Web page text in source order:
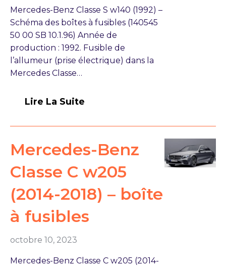
Mercedes-Benz Classe S w140 (1992) –
Schéma des boîtes à fusibles (140545
50 00 SB 10.1.96) Année de
production : 1992. Fusible de
l’allumeur (prise électrique) dans la
Mercedes Classe…
Lire La Suite
Mercedes-Benz
Classe C w205
(2014-2018) – boîte
à fusibles
octobre 10, 2023
Mercedes-Benz Classe C w205 (2014-